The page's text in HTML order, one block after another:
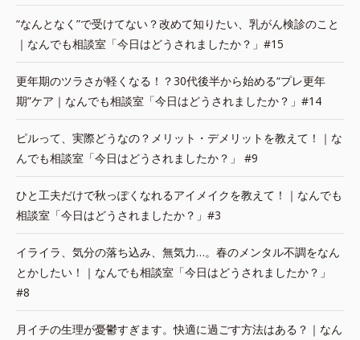
“なんとなく”で受けてない？改めて知りたい、乳がん検診のこと
｜なんでも相談室「今日はどうされましたか？」#15
更年期のツラさが軽くなる！？30代後半から始める“プレ更年
期”ケア｜なんでも相談室「今日はどうされましたか？」#14
ピルって、実際どうなの？メリット・デメリットを教えて！｜な
んでも相談室「今日はどうされましたか？」 #9
ひと工夫だけで秋っぽくなれるアイメイクを教えて！｜なんでも
相談室「今日はどうされましたか？」#3
イライラ、気分の落ち込み、無気力…。春のメンタル不調をなん
とかしたい！｜なんでも相談室「今日はどうされましたか？」
#8
月イチの生理が憂鬱すぎます。快適に過ごす方法はある？｜なん